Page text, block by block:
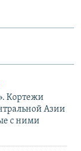
Кортежи
Азии
с ними